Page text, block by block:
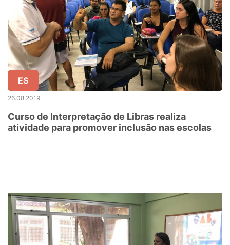
ES
26.08.2019
Curso de Interpretação de Libras realiza
atividade para promover inclusão nas escolas